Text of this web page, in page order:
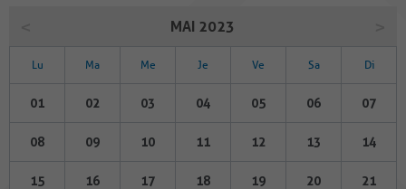
MAI 2023
Lu Ma Me Je Ve Sa Di
01 02 03 04 05 06 07
08 09 10 11 12 13 14
15 16 17 18 19 20 21